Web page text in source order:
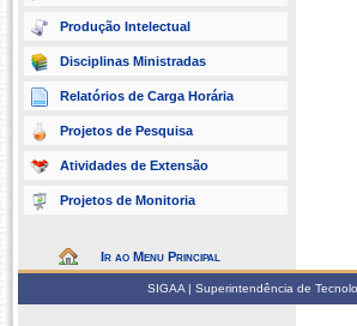
Produção Intelectual
Disciplinas Ministradas
Relatórios de Carga Horária
Projetos de Pesquisa
Atividades de Extensão
Projetos de Monitoria
Ir ao Menu Principal
SIGAA | Superintendência de